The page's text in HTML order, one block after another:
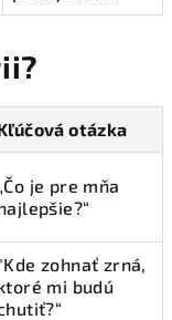
otázka
je pre mňa
zohnať zrná,
mi budú